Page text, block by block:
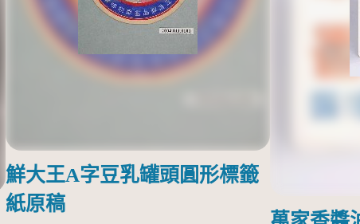
鮮大王A字豆乳罐頭圓形標籤
紙原稿